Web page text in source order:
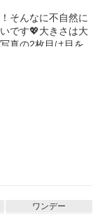
そんなに不自然に
です💖大きさは大
真の2枚目は目を
。これは私の目の
に可愛いです。1
ワンデー